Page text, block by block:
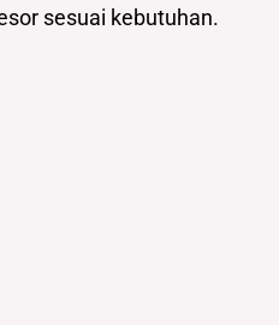
sesuai kebutuhan.